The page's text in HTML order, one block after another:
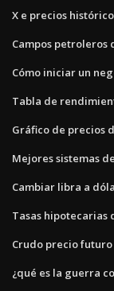
X e precios
Campos petroleros
Cómo iniciar un
Tabla de
Gráfico de precios
Mejores sistemas
Cambiar libra a
Tasas hipotecarias
Crudo precio
¿qué es la guerra